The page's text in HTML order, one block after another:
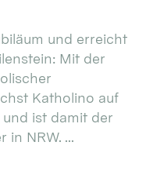
und erreicht
Mit der
Katholino auf
ist damit der
in NRW. ...